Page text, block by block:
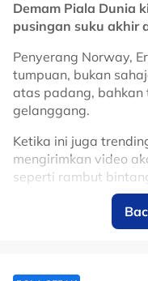
#bola sepak #Erling
Demam Piala Dunia
pusingan suku akhir
Penyerang Norway,
tumpuan, bukan
atas padang,
gelanggang.
Ketika ini juga
mengirimkan video
seperti rambut